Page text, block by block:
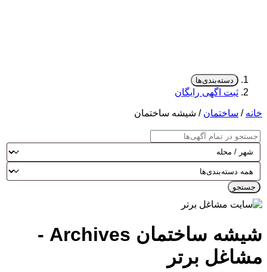
دسته‌بندی‌ها
ثبت اگهی رایگان
خانه / ساختمان / شیشه ساختمان
جستجو
شیشه ساختمان Archives -
مشاغل برتر